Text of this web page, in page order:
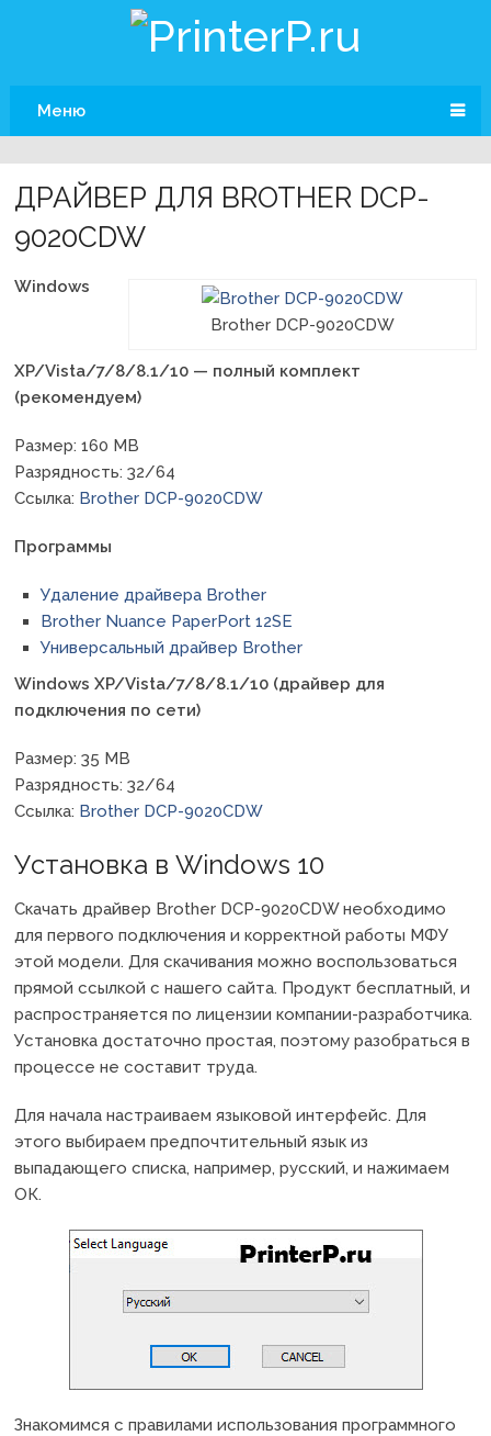
Меню
ДРАЙВЕР ДЛЯ BROTHER DCP-
9020CDW
Brother DCP-9020CDW
Windows
XP/Vista/7/8/8.1/10 — полный комплект
(рекомендуем)
Размер: 160 MB
Разрядность: 32/64
Ссылка: Brother DCP-9020CDW
Программы
Удаление драйвера Brother
Brother Nuance PaperPort 12SE
Универсальный драйвер Brother
Windows XP/Vista/7/8/8.1/10 (драйвер для
подключения по сети)
Размер: 35 MB
Разрядность: 32/64
Ссылка: Brother DCP-9020CDW
Установка в Windows 10
Скачать драйвер Brother DCP-9020CDW необходимо
для первого подключения и корректной работы МФУ
этой модели. Для скачивания можно воспользоваться
прямой ссылкой с нашего сайта. Продукт бесплатный, и
распространяется по лицензии компании-разработчика.
Установка достаточно простая, поэтому разобраться в
процессе не составит труда.
Для начала настраиваем языковой интерфейс. Для
этого выбираем предпочтительный язык из
выпадающего списка, например, русский, и нажимаем
ОК.
Знакомимся с правилами использования программного